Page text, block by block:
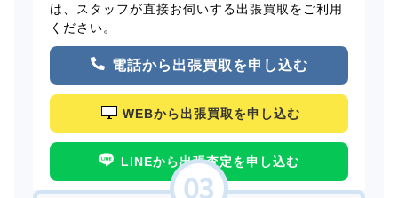
は、スタッフが直接お伺いする出張買取をご利用
ください。
電話から出張買取を申し込む
WEBから出張買取を申し込む
LINEから出張査定を申し込む